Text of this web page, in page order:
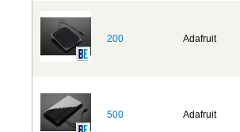
200 Adafruit
500 Adafruit